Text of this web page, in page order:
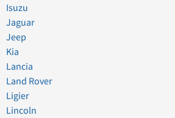
Isuzu
Jaguar
Jeep
Kia
Lancia
Land Rover
Ligier
Lincoln